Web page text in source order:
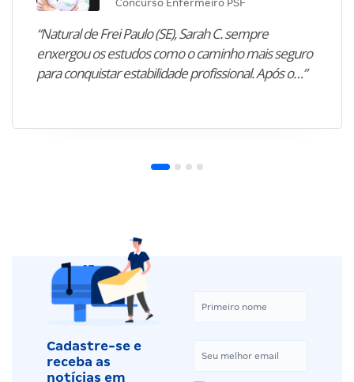
Concurso Enfermeiro PSF
“Natural de Frei Paulo (SE), Sarah C. sempre
enxergou os estudos como o caminho mais seguro
para conquistar estabilidade profissional. Após o…”
Cadastre-se e
receba as
notícias em